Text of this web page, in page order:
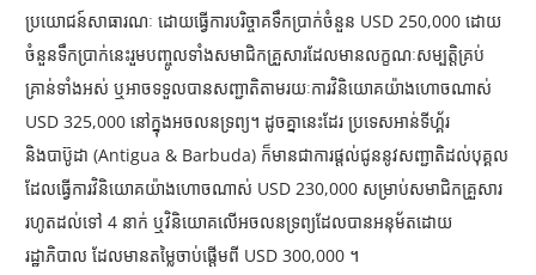
ប្រយោជន៍សាធារណៈ ដោយធ្វើការបរិច្ចាគទឹកប្រាក់ចំនួន USD 250,000 ដោយ
ចំនួនទឹកប្រាក់នេះរួមបញ្ចូលទាំងសមាជិកគ្រួសារដែលមានលក្ខណៈសម្បត្តិគ្រប់
គ្រាន់ទាំងអស់ ឬអាចទទួលបានសញ្ជាតិតាមរយៈការវិនិយោគយ៉ាងហោចណាស់
USD 325,000 នៅក្នុងអចលនទ្រព្យ។ ដូចគ្នានេះដែរ ប្រទេសអាន់ទីហ្គ័រ
និងបាប៊ូដា (Antigua & Barbuda) ក៏មានជាការផ្តល់ជូននូវសញ្ជាតិដល់បុគ្គល
ដែលធ្វើការវិនិយោគយ៉ាងហោចណាស់ USD 230,000 សម្រាប់សមាជិកគ្រួសារ
រហូតដល់ទៅ 4 នាក់ ឬវិនិយោគលើអចលនទ្រព្យដែលបានអនុម័តដោយ
រដ្ឋាភិបាល ដែលមានតម្លៃចាប់ផ្តើមពី USD 300,000 ។